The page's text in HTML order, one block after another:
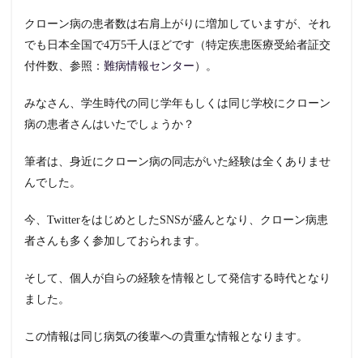
クローン病の患者数は右肩上がりに増加していますが、それ
でも日本全国で4万5千人ほどです（特定疾患医療受給者証交
付件数、参照： 難病情報センター）。
みなさん、学生時代の同じ学年もしくは同じ学校にクローン
病の患者さんはいたでしょうか？
筆者は、身近にクローン病の同志がいた経験は全くありませ
んでした。
今、TwitterをはじめとしたSNSが盛んとなり、クローン病患
者さんも多く参加しておられます。
そして、個人が自らの経験を情報として発信する時代となり
ました。
この情報は同じ病気の後輩への貴重な情報となります。